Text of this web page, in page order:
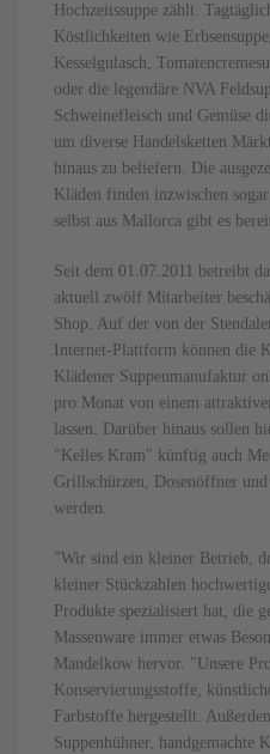
Hochzeitssuppe zählt.
Köstlichkeiten wie
Kesselgulasch,
oder die legendäre NVA
Schweinefleisch und Gemüse
um diverse Handelsketten
hinaus zu beliefern. Die
Kläden finden inzwischen
selbst aus Mallorca gibt es
Seit dem 01.07.2011 betreibt
aktuell zwölf Mitarbeiter
Shop. Auf der von der
Internet-Plattform können die
Klädener Suppenmanufaktur
pro Monat von einem
lassen. Darüber hinaus sollen
"Kelles Kram" künftig auch
Grillschürzen, Dosenöffner
werden.
"Wir sind ein kleiner Betrieb,
kleiner Stückzahlen
Produkte spezialisiert hat, die
Massenware immer etwas
Mandelkow hervor. "Unsere
Konservierungsstoffe,
Farbstoffe hergestellt.
Suppenhühner, handgemachte